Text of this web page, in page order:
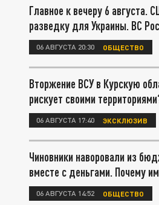
Главное к вечеру 6 августа.
разведку для Украины. ВС
06 АВГУСТА 20:30 ОБЩЕСТВО
Вторжение ВСУ в Курскую
рискует своими
06 АВГУСТА 17:40 ЭКСКЛЮЗИВ
Чиновники наворовали из
вместе с деньгами. Почему
06 АВГУСТА 14:52 ОБЩЕСТВО